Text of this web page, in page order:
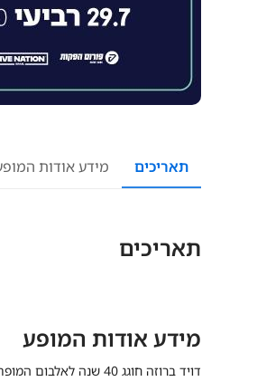
תאריכים מידע אודות
תאריכים
מידע אודות המופע
דויד ברוזה חוגג 40 שנה לאלבום המופתי "האשה שאיתי"